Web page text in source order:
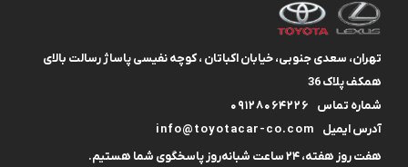
تهران، سعدی جنوبی، خیابان اکباتان ، کوچه نفیسی پاساژ رسالت بالای
همکف پلاک 36
شماره تماس
09128064226
آدرس ایمیل
info@toyotacar-co.com
هفت روز هفته، ۲۴ ساعت شبانه‌روز پاسخگوی شما هستیم.